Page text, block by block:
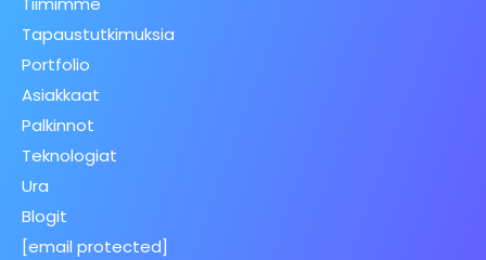
Tapaustutkimuksia
Portfolio
Asiakkaat
Palkinnot
Teknologiat
Ura
Blogit
[email protected]